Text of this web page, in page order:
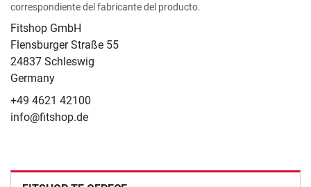
correspondiente del fabricante del producto.
Fitshop GmbH
Flensburger Straße 55
24837 Schleswig
Germany
+49 4621 42100
info@fitshop.de